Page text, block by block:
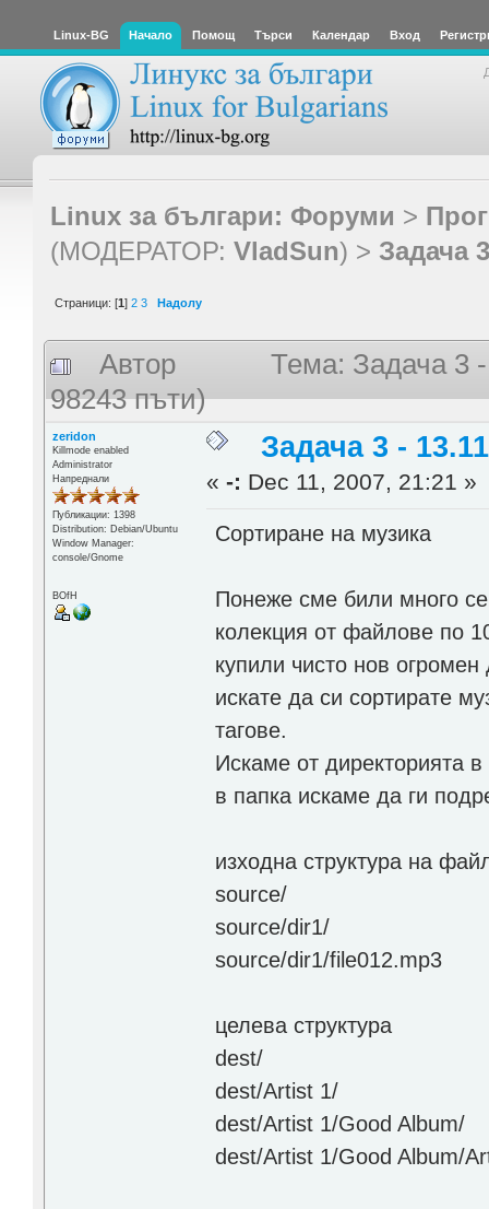
Linux-BG Начало Помощ Търси Календар Вход
Linux за българи: Форуми >
(МОДЕРАТОР: VladSun) > Задача
Страници: [1] 2 3 Надолу
Автор
Тема: Задача 3
98243 пъти)
zeridon
Killmode enabled
Administrator
Напреднали
Публикации: 1398
Distribution: Debian/Ubuntu
Window Manager:
console/Gnome
BOfH
Задача 3 -
«-: Dec 11, 2007, 21:21 »
Сортиране на музика
Понеже сме били много
колекция от файлове по
купили чисто нов
искате да си сортирате
тагове.
Искаме от директорията
в папка искаме да ги
изходна структура на
source/
source/dir1/
source/dir1/file012.mp3
целева структура
dest/
dest/Artist 1/
dest/Artist 1/Good Album/
dest/Artist 1/Good Album/